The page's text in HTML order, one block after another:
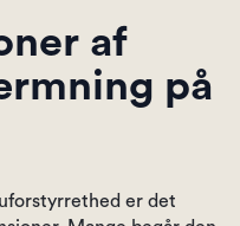
af
på
er det